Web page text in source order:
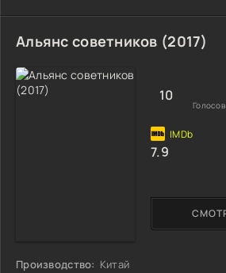
Пресли, Джонни Кэш, Джерри Ли
Сериал рассказывает о прошлом
направления, которое стало безумно
слушателей всех возрастов и
Альянс советников (2017)
Производство: Китай
10
Голосов:
7.9